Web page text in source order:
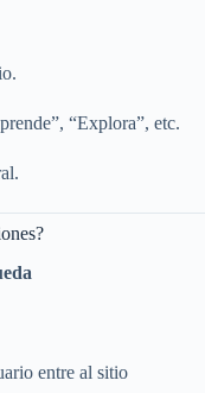
“Explora”, etc.
entre al sitio